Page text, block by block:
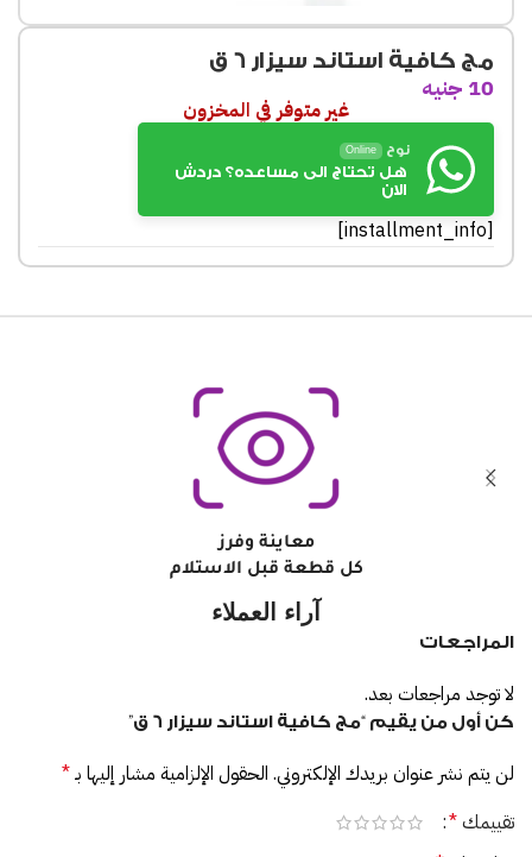
مج كافية استاند سيزار 6 ق
10 جنيه
غير متوفر في المخزون
نوح Online
هل تحتاج الى مساعده؟ دردش
الان
[installment_info]
معاينة وفرز
كل قطعة قبل الاستلام
آراء العملاء
المراجعات
لا توجد مراجعات بعد.
كن أول من يقيم “مج كافية استاند سيزار 6 ق”
لن يتم نشر عنوان بريدك الإلكتروني. الحقول الإلزامية مشار إليها بـ*
تقييمك*